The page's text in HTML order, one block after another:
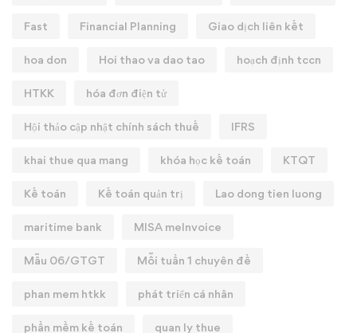
Fast Financial Planning Giao dịch liên kết
hoa don Hoi thao va dao tao hoạch định tccn
HTKK hóa đơn điện tử
Hội thảo cập nhật chính sách thuế IFRS
khai thue qua mang khóa học kế toán KTQT
Kế toán Kế toán quản trị Lao dong tien luong
maritime bank MISA meInvoice
Mẫu 06/GTGT Mỗi tuần 1 chuyên đề
phan mem htkk phát triển cá nhân
phần mềm kế toán quan ly thue